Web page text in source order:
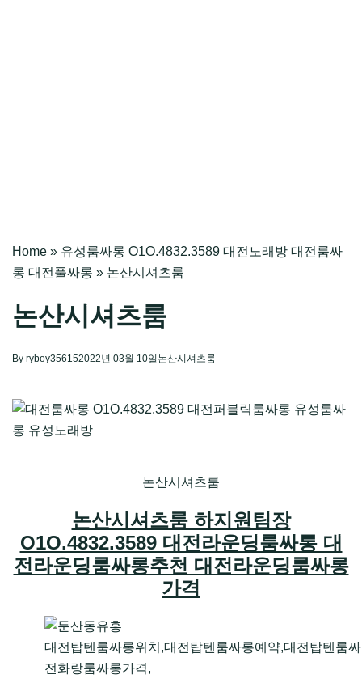
Home » 유성룸싸롱 O1O.4832.3589 대전노래방 대전룸싸
롱 대전풀싸롱 » 논산시셔츠룸
논산시셔츠룸
By ryboy356152022년 03월 10일 논산시셔츠룸
논산시셔츠룸
논산시셔츠룸 하지원팀장
O1O.4832.3589 대전라운딩룸싸롱 대
전라운딩룸싸롱추천 대전라운딩룸싸롱
가격
대전탑텐룸싸롱위치,대전탑텐룸싸롱예약,대전탑텐룸
전화랑룸싸롱가격,